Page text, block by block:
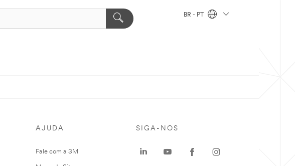
BR - PT
AJUDA
Fale com a 3M
SIGA-NOS